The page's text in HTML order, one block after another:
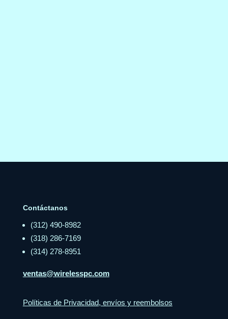
Contáctanos
(312) 490-8982
(318) 286-7169
(314) 278-8951
ventas@wirelesspc.com
Políticas de Privacidad, envíos y reembolsos